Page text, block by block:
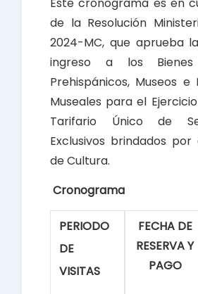
de la Resolución
2024-MC, que aprueba
ingreso a los Bienes
Prehispánicos, Museos e
Museales para el
Tarifario Único de
Exclusivos brindados por
de Cultura.
Cronograma
PERIODO
DE
VISITAS
FECHA DE
RESERVA Y
PAGO